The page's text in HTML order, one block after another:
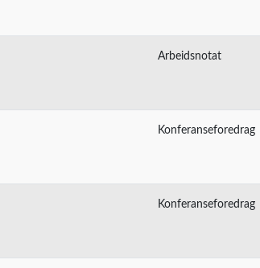
Arbeidsnotat
Konferanseforedrag
Konferanseforedrag